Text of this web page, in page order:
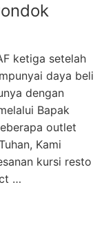
ketiga setelah
daya beli
dengan
Bapak
outlet
Kami
kursi resto
…